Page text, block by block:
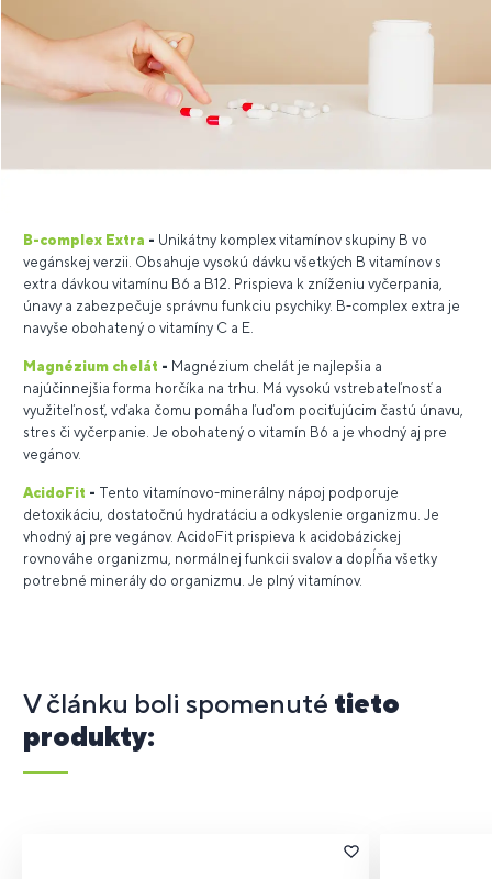
B-complex Extra - Unikátny komplex vitamínov skupiny B vo
vegánskej verzii. Obsahuje vysokú dávku všetkých B vitamínov s
extra dávkou vitamínu B6 a B12. Prispieva k zníženiu vyčerpania,
únavy a zabezpečuje správnu funkciu psychiky. B-complex extra je
navyše obohatený o vitamíny C a E.
Magnézium chelát - Magnézium chelát je najlepšia a
najúčinnejšia forma horčíka na trhu. Má vysokú vstrebateľnosť a
využiteľnosť, vďaka čomu pomáha ľuďom pociťujúcim častú únavu,
stres či vyčerpanie. Je obohatený o vitamín B6 a je vhodný aj pre
vegánov.
AcidoFit - Tento vitamínovo-minerálny nápoj podporuje
detoxikáciu, dostatočnú hydratáciu a odkyslenie organizmu. Je
vhodný aj pre vegánov. AcidoFit prispieva k acidobázickej
rovnováhe organizmu, normálnej funkcii svalov a dopĺňa všetky
potrebné minerály do organizmu. Je plný vitamínov.
V článku boli spomenuté tieto
produkty: